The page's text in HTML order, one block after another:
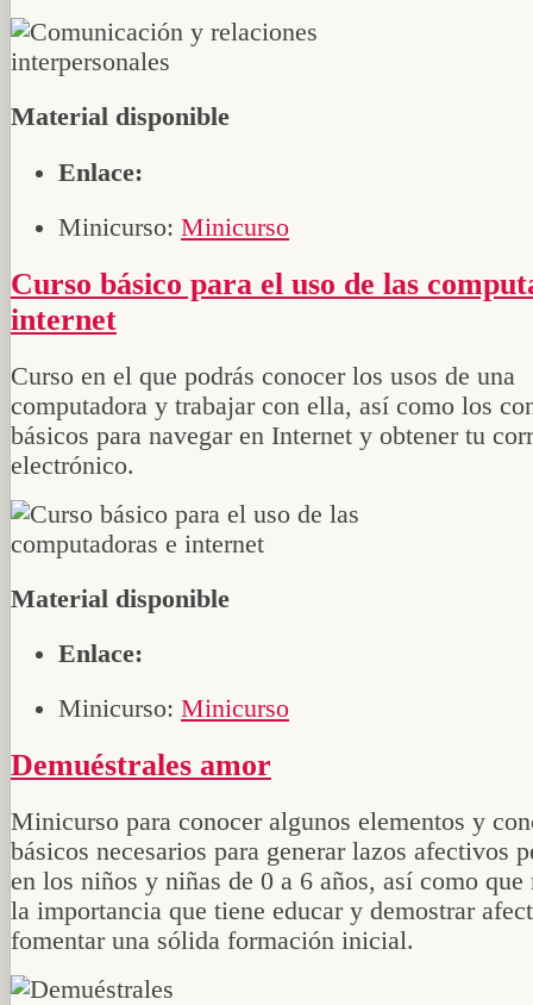
Material disponible
Enlace:
Minicurso: Minicurso
Curso básico para el uso de las computadoras e
internet
Curso en el que podrás conocer los usos de una
computadora y trabajar con ella, así como los
básicos para navegar en Internet y obtener tu
electrónico.
Material disponible
Enlace:
Minicurso: Minicurso
Demuéstrales amor
Minicurso para conocer algunos elementos y
básicos necesarios para generar lazos afectivos
en los niños y niñas de 0 a 6 años, así como que
la importancia que tiene educar y demostrar
fomentar una sólida formación inicial.